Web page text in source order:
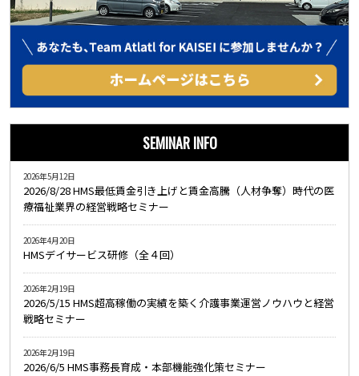
SEMINAR INFO
2026/8/28 HMS最低賃金引き上げと賃金高騰（人材争奪）時代の医
療福祉業界の経営戦略セミナー
2026年5月12日
HMSデイサービス研修（全４回）
2026年4月20日
2026/5/15 HMS超高稼働の実績を築く介護事業運営ノウハウと経営
戦略セミナー
2026年2月19日
2026/6/5 HMS事務長育成・本部機能強化策セミナー
2026年2月19日